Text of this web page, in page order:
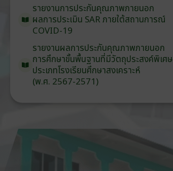
รายงานการประกันคุณภาพภายนอก
ผลการประเมิน SARภายใต้สถานการณ์
COVID-19
รายงานผลการประกันคุณภาพภายนอก
การศึกษาขั้นพื้นฐานที่มีวัตถุประสงค์พิเศษ
ประเภทโรงเรียนศึกษาสงเคราะห์
(พ.ศ. 2567-2571)